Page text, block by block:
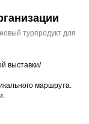
турпродукт для
выставки/
маршрута.